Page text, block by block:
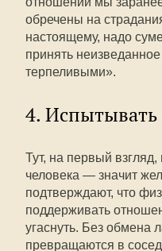
обречены на
настоящему, надо
принять
терпеливыми».
4.
Тут, на первый
человека — значит
подтверждают, что
поддерживать
угаснуть. Без обмена
превращаются в